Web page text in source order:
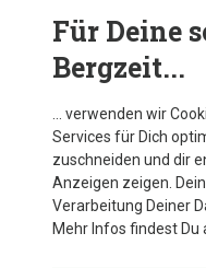
Andere Kunden
Für Deine
Bergzeit...
… verwenden wir
Services für Dich
zuschneiden und dir
Anzeigen zeigen.
Verarbeitung Deiner
Mehr Infos findest Du